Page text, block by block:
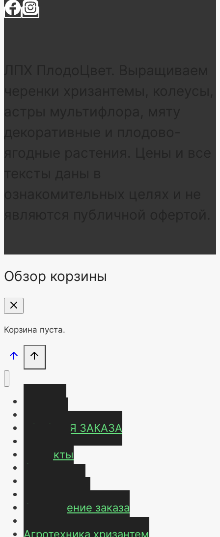
Обзор корзины
Корзина пуста.
УСЛОВИЯ ЗАКАЗА
ОТЗЫВЫ
Контакты
О нас
Оформление заказа
Агротехника хризантем